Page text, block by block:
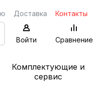
Доставка Контакты
Войти Сравнение
Комплектующие и
сервис